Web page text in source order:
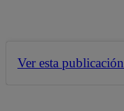
Ver esta